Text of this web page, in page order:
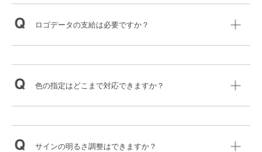
ロゴデータの支給は必要ですか？
色の指定はどこまで対応できますか？
サインの明るさ調整はできますか？